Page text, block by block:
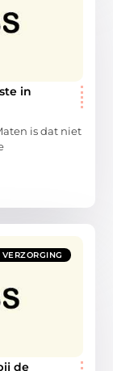
in
is dat niet
de